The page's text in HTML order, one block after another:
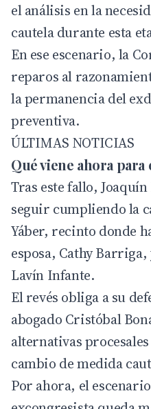
el análisis en la
cautela durante esta
En ese escenario, la
reparos al
la permanencia del
preventiva.
ÚLTIMAS NOTICIAS
Qué viene ahora
Tras este fallo,
seguir cumpliendo la
Yáber, recinto donde
esposa, Cathy
Lavín Infante.
El revés obliga a su
abogado Cristóbal
alternativas
cambio de medida
Por ahora, el